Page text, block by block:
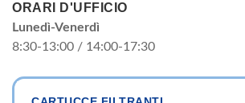
ORARI D'UFFICIO
Lunedì-Venerdì
8:30-13:00 / 14:00-17:30